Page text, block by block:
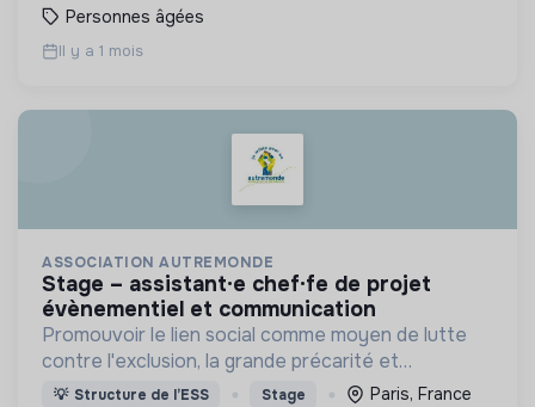
Personnes âgées
Il y a 1 mois
ASSOCIATION AUTREMONDE
stage – assistant·e chef·fe de projet
évènementiel et communication
Promouvoir le lien social comme moyen de lutte
contre l'exclusion, la grande précarité et
l'isolement
💡 Structure de l’ESS Stage Paris, France